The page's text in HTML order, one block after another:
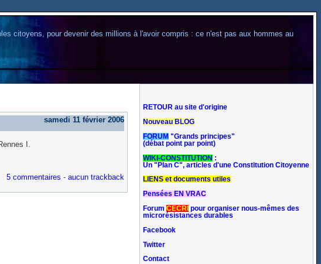
citoyens, pour devenir des millions à l'avoir compris : ce n'est pas aux hommes au
samedi 11 février 2006
I.
5 commentaires - aucun trackback
RETOUR au site d'origine
Nouveau BLOG
FORUM "Grands principes"
(débat point par point)
WIKI-CONSTITUTION :
Un "Plan C", articles d'une Constitution Citoyenne
LIENS et documents utiles
Pensées EN VRAC
ForumCECRI pour organiser nous-mêmes des
microrésistances durables
Facebook
Twitter
Contact